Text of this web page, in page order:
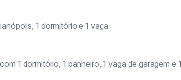
1 dormitório e 1 vaga
1 dormitório, 1 banheiro, 1 vaga de garagem e 1